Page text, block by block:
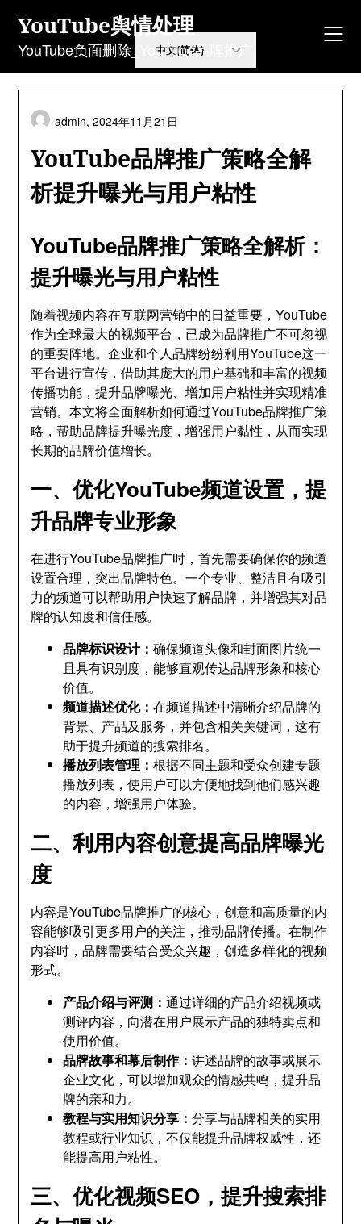
content
YouTube舆情处理
YouTube负面删除_YouTube品牌推广
YouTube品牌推广策略全解
析提升曝光与用户粘性
admin,2024年11月21日
YouTube品牌推广策略全解析：
提升曝光与用户粘性
随着视频内容在互联网营销中的日益重要，YouTube
作为全球最大的视频平台，已成为品牌推广不可忽视
的重要阵地。企业和个人品牌纷纷利用YouTube这一
平台进行宣传，借助其庞大的用户基础和丰富的视频
传播功能，提升品牌曝光、增加用户粘性并实现精准
营销。本文将全面解析如何通过YouTube品牌推广策
略，帮助品牌提升曝光度，增强用户黏性，从而实现
长期的品牌价值增长。
一、优化YouTube频道设置，提
升品牌专业形象
在进行YouTube品牌推广时，首先需要确保你的频道
设置合理，突出品牌特色。一个专业、整洁且有吸引
力的频道可以帮助用户快速了解品牌，并增强其对品
牌的认知度和信任感。
品牌标识设计：确保频道头像和封面图片统一
且具有识别度，能够直观传达品牌形象和核心
价值。
频道描述优化：在频道描述中清晰介绍品牌的
背景、产品及服务，并包含相关关键词，这有
助于提升频道的搜索排名。
播放列表管理：根据不同主题和受众创建专题
播放列表，使用户可以方便地找到他们感兴趣
的内容，增强用户体验。
二、利用内容创意提高品牌曝光
度
内容是YouTube品牌推广的核心，创意和高质量的内
容能够吸引更多用户的关注，推动品牌传播。在制作
内容时，品牌需要结合受众兴趣，创造多样化的视频
形式。
产品介绍与评测：通过详细的产品介绍视频或
测评内容，向潜在用户展示产品的独特卖点和
使用价值。
品牌故事和幕后制作：讲述品牌的故事或展示
企业文化，可以增加观众的情感共鸣，提升品
牌的亲和力。
教程与实用知识分享：分享与品牌相关的实用
教程或行业知识，不仅能提升品牌权威性，还
能提高用户粘性。
三、优化视频SEO，提升搜索排